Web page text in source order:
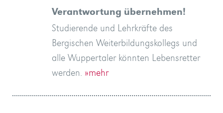
Verantwortung übernehmen!
Studierende und Lehrkräfte des
Bergischen Weiterbildungskollegs und
alle Wuppertaler könnten Lebensretter
werden. »mehr